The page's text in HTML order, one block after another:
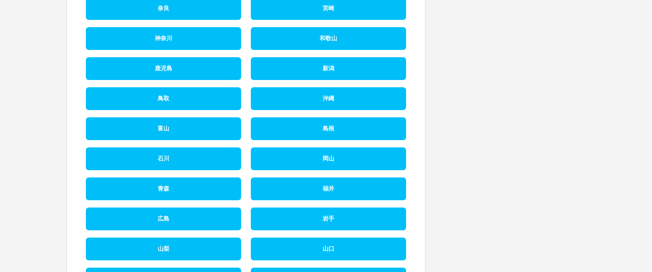
奈良 宮崎
神奈川 和歌山
鹿児島 新潟
鳥取 沖縄
富山 島根
石川 岡山
青森 福井
広島 岩手
山梨 山口